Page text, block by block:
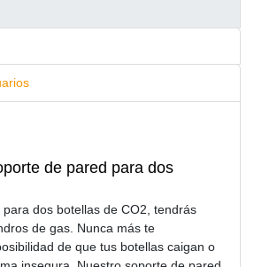
de pared para dos
dos botellas de CO2, tendrás
de gas. Nunca más te
de que tus botellas caigan o